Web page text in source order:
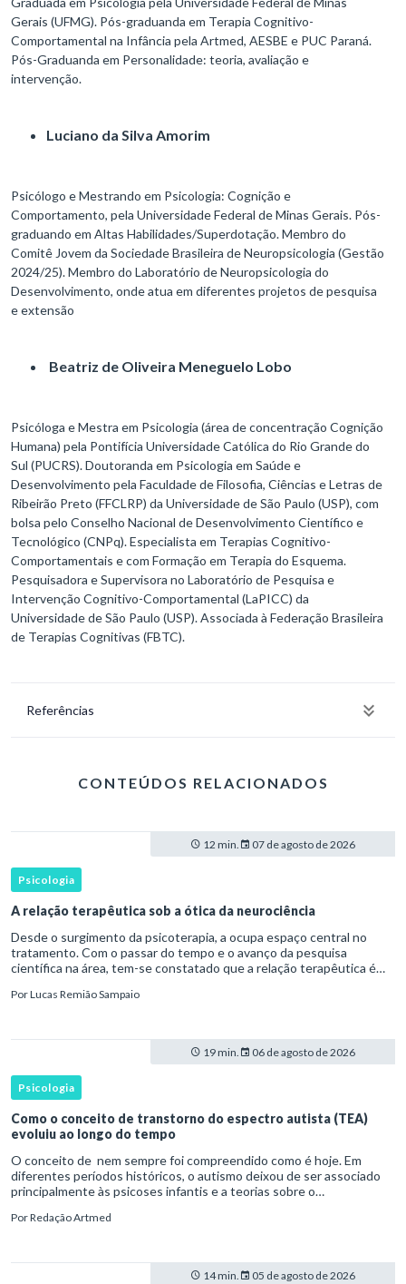
Gerais (UFMG). Pós-graduanda em Terapia Cognitivo-
Comportamental na Infância pela Artmed, AESBE e PUC Paraná.
Pós-Graduanda em Personalidade: teoria, avaliação e
intervenção.
Luciano da Silva Amorim
Psicólogo e Mestrando em Psicologia: Cognição e
Comportamento, pela Universidade Federal de Minas Gerais. Pós-
graduando em Altas Habilidades/Superdotação. Membro do
Comitê Jovem da Sociedade Brasileira de Neuropsicologia (Gestão
2024/25). Membro do Laboratório de Neuropsicologia do
Desenvolvimento, onde atua em diferentes projetos de pesquisa
e extensão
Beatriz de Oliveira Meneguelo Lobo
Psicóloga e Mestra em Psicologia (área de concentração Cognição
Humana) pela Pontifícia Universidade Católica do Rio Grande do
Sul (PUCRS). Doutoranda em Psicologia em Saúde e
Desenvolvimento pela Faculdade de Filosofia, Ciências e Letras de
Ribeirão Preto (FFCLRP) da Universidade de São Paulo (USP), com
bolsa pelo Conselho Nacional de Desenvolvimento Científico e
Tecnológico (CNPq). Especialista em Terapias Cognitivo-
Comportamentais e com Formação em Terapia do Esquema.
Pesquisadora e Supervisora no Laboratório de Pesquisa e
Intervenção Cognitivo-Comportamental (LaPICC) da
Universidade de São Paulo (USP). Associada à Federação Brasileira
de Terapias Cognitivas (FBTC).
Referências
CONTEÚDOS RELACIONADOS
12 min. 07 de agosto de 2026
Psicologia
A relação terapêutica sob a ótica da neurociência
Desde o surgimento da psicoterapia, a ocupa espaço central no
tratamento. Com o passar do tempo e o avanço da pesquisa
científica na área, tem-se constatado que a relação terapêutica é
PorLucas Remião Sampaio
19 min. 06 de agosto de 2026
Psicologia
Como o conceito de transtorno do espectro autista (TEA)
evoluiu ao longo do tempo
O conceito de nem sempre foi compreendido como é hoje. Em
diferentes períodos históricos, o autismo deixou de ser associado
principalmente às psicoses infantis e a teorias sobre o
transtorno do des
PorRedação Artmed
14 min. 05 de agosto de 2026